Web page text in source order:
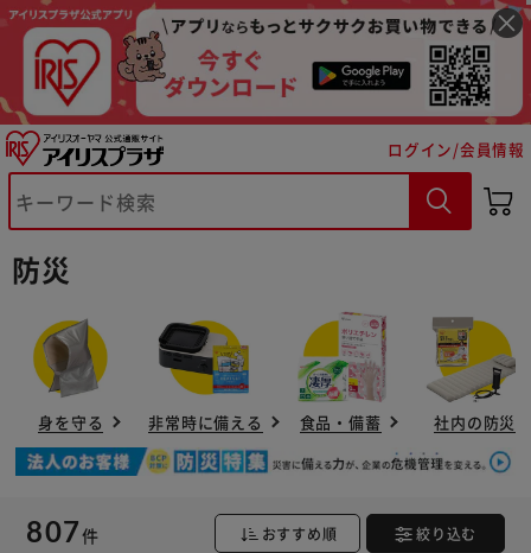
ログイン/会員情報
防災
身を守る 非常時に備える 食品・備蓄 社内の防災
807件 おすすめ順 絞り込む